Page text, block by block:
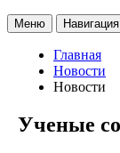
Меню Навигация
Главная
Новости
Новости
Ученые